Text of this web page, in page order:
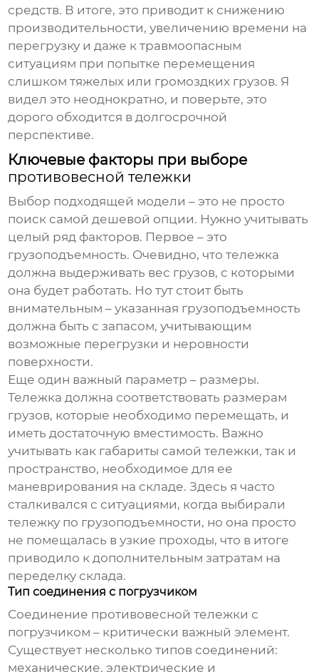
средств. В итоге, это приводит к снижению
производительности, увеличению времени на
перегрузку и даже к травмоопасным
ситуациям при попытке перемещения
слишком тяжелых или громоздких грузов. Я
видел это неоднократно, и поверьте, это
дорого обходится в долгосрочной
перспективе.
Ключевые факторы при выборе
противовесной тележки
Выбор подходящей модели – это не просто
поиск самой дешевой опции. Нужно учитывать
целый ряд факторов. Первое – это
грузоподъемность. Очевидно, что тележка
должна выдерживать вес грузов, с которыми
она будет работать. Но тут стоит быть
внимательным – указанная грузоподъемность
должна быть с запасом, учитывающим
возможные перегрузки и неровности
поверхности.
Еще один важный параметр – размеры.
Тележка должна соответствовать размерам
грузов, которые необходимо перемещать, и
иметь достаточную вместимость. Важно
учитывать как габариты самой тележки, так и
пространство, необходимое для ее
маневрирования на складе. Здесь я часто
сталкивался с ситуациями, когда выбирали
тележку по грузоподъемности, но она просто
не помещалась в узкие проходы, что в итоге
приводило к дополнительным затратам на
переделку склада.
Тип соединения с погрузчиком
Соединение противовесной тележки с
погрузчиком – критически важный элемент.
Существует несколько типов соединений:
механические, электрические и